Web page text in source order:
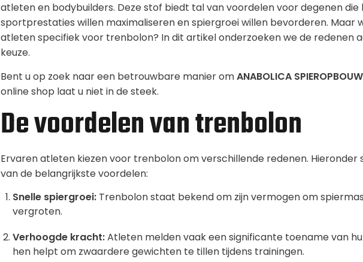
atleten en bodybuilders. Deze stof biedt tal van voordelen voor degenen die
sportprestaties willen maximaliseren en spiergroei willen bevorderen. Maar
atleten specifiek voor trenbolon? In dit artikel onderzoeken we de redenen
keuze.
Bent u op zoek naar een betrouwbare manier omANABOLICA
online shop laat u niet in de steek.
De voordelen van trenbolon
Ervaren atleten kiezen voor trenbolon om verschillende redenen. Hieronder
van de belangrijkste voordelen:
Snelle spiergroei: Trenbolon staat bekend om zijn vermogen om
vergroten.
Verhoogde kracht:Atleten melden vaak een significante toename van
hen helpt om zwaardere gewichten te tillen tijdens trainingen.